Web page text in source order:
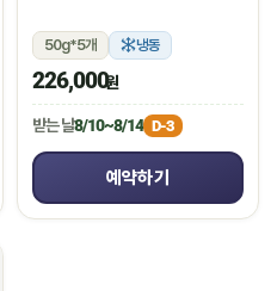
50g*5개 냉동
226,000원
받는 날8/10~8/14 D-3
예약하기